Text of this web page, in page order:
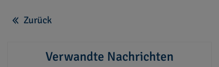
Zurück
Verwandte Nachrichten